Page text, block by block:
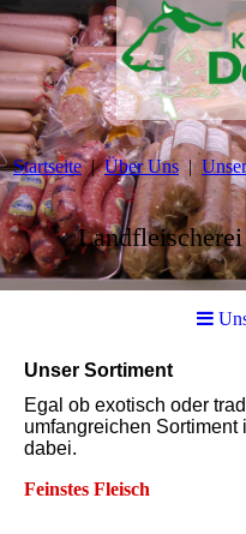
Startseite Über Uns
Unser Sortiment
Egal ob exotisch oder
umfangreichen Sortiment
dabei.
Feinstes Fleisch